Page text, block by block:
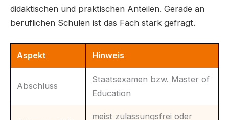
didaktischen und praktischen Anteilen. Gerade an
beruflichen Schulen ist das Fach stark gefragt.
Aspekt Hinweis
Abschluss
Staatsexamen bzw. Master of
Education
meist zulassungsfrei oder